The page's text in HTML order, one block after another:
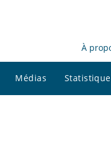
À
Médias